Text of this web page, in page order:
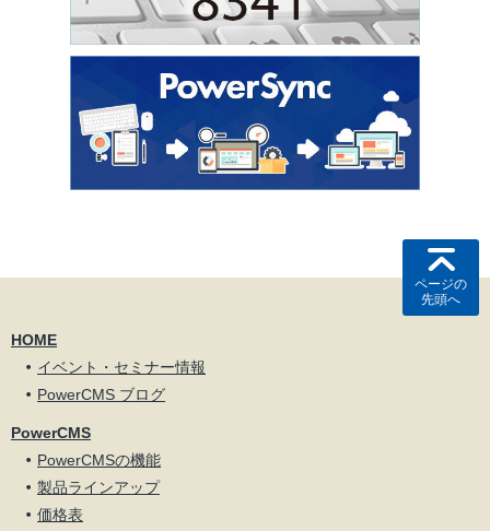
ページの
先頭へ
HOME
イベント・セミナー情報
PowerCMS ブログ
PowerCMS
PowerCMSの機能
製品ラインアップ
価格表